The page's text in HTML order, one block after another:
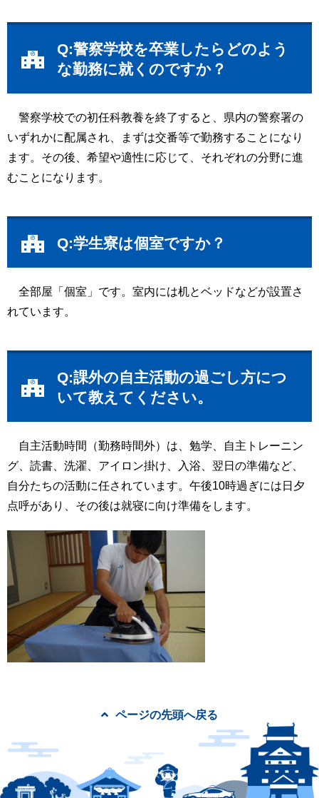
Q:警察学校を卒業したらどのよう
な勤務に就くのですか？
警察学校での初任科教養を終了すると、県内の警察署の
いずれかに配属され、まずは交番等で勤務することになり
ます。その後、希望や適性に応じて、それぞれの分野に進
むことになります。
Q:学生寮は個室ですか？
全部屋「個室」です。室内には机とベッドなどが設置さ
れています。
Q:課外の自主活動の過ごし方につ
いて教えてください。
自主活動時間（勤務時間外）は、勉学、自主トレーニン
グ、読書、洗濯、アイロン掛け、入浴、翌日の準備など、
自分たちの活動に任されています。午後10時過ぎには日夕
点呼があり、その後は就寝に向け準備をします。
ページの先頭へ戻る